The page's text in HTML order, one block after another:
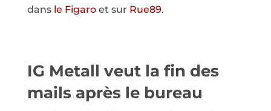
dans le Figaroet sur Rue89.
IG Metall veut la fin des
mails après le bureau